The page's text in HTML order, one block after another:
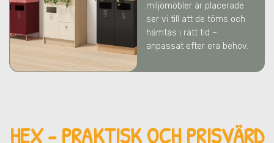
miljömöbler är placerade
ser vi till att de töms och
hämtas i rätt tid –
anpassat efter era behov.
HEX - PRAKTISK OCH PRISVÄRD